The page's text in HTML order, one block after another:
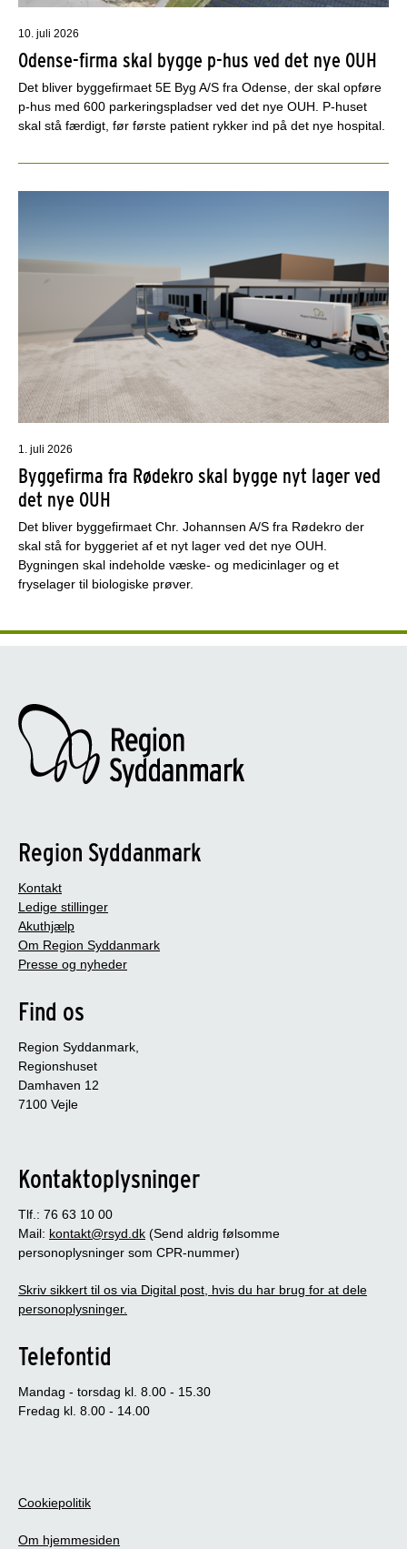
10. juli 2026
Odense-firma skal bygge p-hus ved det nye OUH
Det bliver byggefirmaet 5E Byg A/S fra Odense, der skal opføre
p-hus med 600 parkeringspladser ved det nye OUH. P-huset
skal stå færdigt, før første patient rykker ind på det nye hospital.
1. juli 2026
Byggefirma fra Rødekro skal bygge nyt lager ved
det nye OUH
Det bliver byggefirmaet Chr. Johannsen A/S fra Rødekro der
skal stå for byggeriet af et nyt lager ved det nye OUH.
Bygningen skal indeholde væske- og medicinlager og et
fryselager til biologiske prøver.
Region Syddanmark
Kontakt
Ledige stillinger
Akuthjælp
Om Region Syddanmark
Presse og nyheder
Find os
Region Syddanmark,
Regionshuset
Damhaven 12
7100 Vejle
Kontaktoplysninger
Tlf.: 76 63 10 00
Mail: kontakt@rsyd.dk (Send aldrig følsomme
personoplysninger som CPR-nummer)
Skriv sikkert til os via Digital post, hvis du har brug for at dele
personoplysninger.
Telefontid
Mandag - torsdag kl. 8.00 - 15.30
Fredag kl. 8.00 - 14.00
Cookiepolitik
Om hjemmesiden